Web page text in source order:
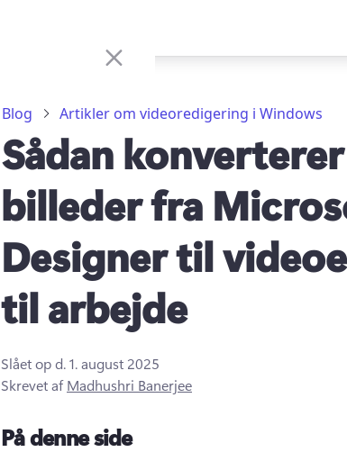
Blog Artikler om videoredigering i Windows
Sådan
billeder fra
Designer til
til arbejde
Slået op d.1. august 2025
Skrevet afMadhushri Banerjee
På denne side